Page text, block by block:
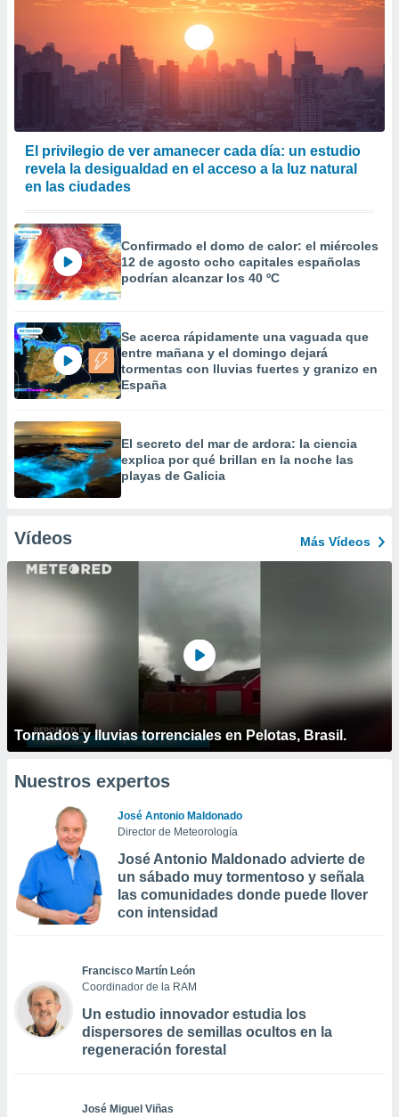
El privilegio de ver amanecer cada día: un estudio
revela la desigualdad en el acceso a la luz natural
en las ciudades
Confirmado el domo de calor: el miércoles
12 de agosto ocho capitales españolas
podrían alcanzar los 40 ºC
Se acerca rápidamente una vaguada que
entre mañana y el domingo dejará
tormentas con lluvias fuertes y granizo en
España
El secreto del mar de ardora: la ciencia
explica por qué brillan en la noche las
playas de Galicia
Vídeos Más Vídeos
Tornados y lluvias torrenciales en Pelotas, Brasil.
Nuestros expertos
José Antonio Maldonado
Director de Meteorología
José Antonio Maldonado advierte de
un sábado muy tormentoso y señala
las comunidades donde puede llover
con intensidad
Francisco Martín León
Coordinador de la RAM
Un estudio innovador estudia los
dispersores de semillas ocultos en la
regeneración forestal
José Miguel Viñas